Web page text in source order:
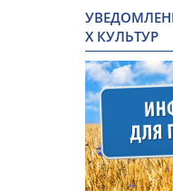
Х КУЛЬТУР